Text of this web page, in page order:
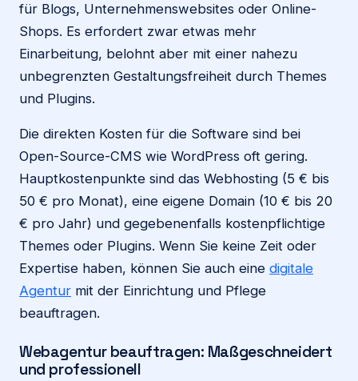
für Blogs, Unternehmenswebsites oder Online-
Shops. Es erfordert zwar etwas mehr
Einarbeitung, belohnt aber mit einer nahezu
unbegrenzten Gestaltungsfreiheit durch Themes
und Plugins.
Die direkten Kosten für die Software sind bei
Open-Source-CMS wie WordPress oft gering.
Hauptkostenpunkte sind das Webhosting (5 € bis
50 € pro Monat), eine eigene Domain (10 € bis 20
€ pro Jahr) und gegebenenfalls kostenpflichtige
Themes oder Plugins. Wenn Sie keine Zeit oder
Expertise haben, können Sie auch eine digitale
Agentur mit der Einrichtung und Pflege
beauftragen.
Webagentur beauftragen: Maßgeschneidert
und professionell